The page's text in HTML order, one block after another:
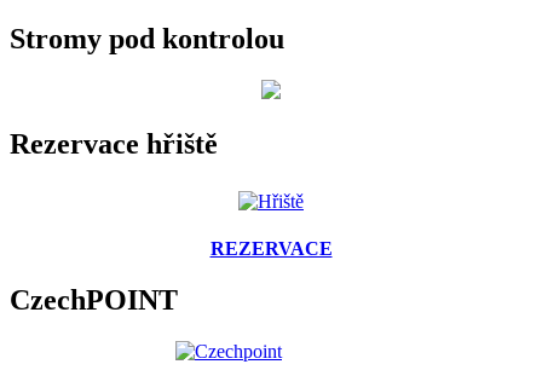
Stromy pod kontrolou
Rezervace hřiště
REZERVACE
CzechPOINT